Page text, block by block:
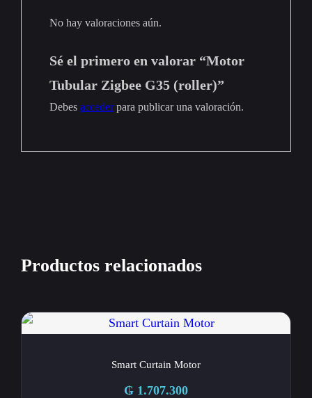
No hay valoraciones aún.
Sé el primero en valorar “Motor
Tubular Zigbee G35 (roller)”
Debesaccederpara publicar una valoración.
Productos relacionados
Smart Curtain Motor
₲ 1.707.300